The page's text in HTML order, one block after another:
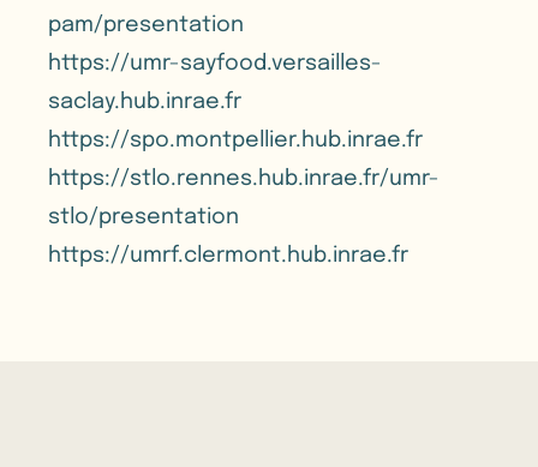
pam/presentation
https://umr-sayfood.versailles-
saclay.hub.inrae.fr
https://spo.montpellier.hub.inrae.fr
https://stlo.rennes.hub.inrae.fr/umr-
stlo/presentation
https://umrf.clermont.hub.inrae.fr